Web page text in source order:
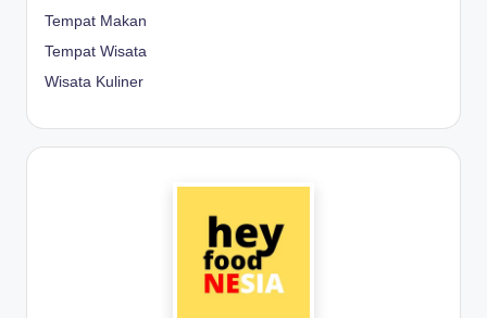
Tempat Makan
Tempat Wisata
Wisata Kuliner